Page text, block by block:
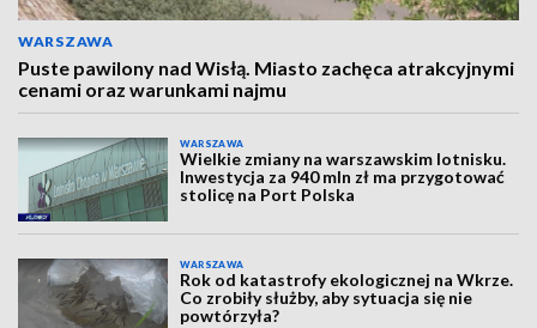
WARSZAWA
Puste pawilony nad Wisłą. Miasto zachęca atrakcyjnymi
cenami oraz warunkami najmu
WARSZAWA
Wielkie zmiany na warszawskim lotnisku.
Inwestycja za 940 mln zł ma przygotować
stolicę na Port Polska
WARSZAWA
Rok od katastrofy ekologicznej na Wkrze.
Co zrobiły służby, aby sytuacja się nie
powtórzyła?